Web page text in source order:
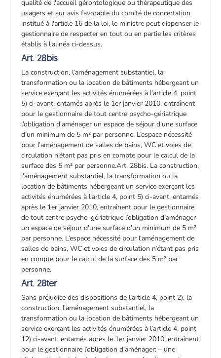
qualité de l'accueil gérontologique ou thérapeutique des
usagers et sur avis favorable du comité de concertation
institué à l'article 16 de la loi, le ministre peut dispenser le
gestionnaire de respecter en tout ou en partie les critères
établis à l'alinéa ci-dessus.
Art. 28bis
La construction, l’aménagement substantiel, la
transformation ou la location de bâtiments hébergeant un
service exerçant les activités énumérées à l’article 4, point
5) ci-avant, entamés après le 1er janvier 2010, entraînent
pour le gestionnaire de tout centre psycho-gériatrique
l’obligation d’aménager un espace de séjour d’une surface
d’un minimum de 5 m² par personne. L’espace nécessité
pour l’aménagement de salles de bains, WC et voies de
circulation n’étant pas pris en compte pour le calcul de la
surface des 5 m² par personne.Art. 28bis. La construction,
l’aménagement substantiel, la transformation ou la
location de bâtiments hébergeant un service exerçant les
activités énumérées à l’article 4, point 5) ci-avant, entamés
après le 1er janvier 2010, entraînent pour le gestionnaire
de tout centre psycho-gériatrique l’obligation d’aménager
un espace de séjour d’une surface d’un minimum de 5 m²
par personne. L’espace nécessité pour l’aménagement de
salles de bains, WC et voies de circulation n’étant pas pris
en compte pour le calcul de la surface des 5 m² par
personne.
Art. 28ter
Sans préjudice des dispositions de l’article 4, point 2), la
construction, l’aménagement substantiel, la
transformation ou la location de bâtiments hébergeant un
service exerçant les activités énumérées à l’article 4, point
12) ci-avant, entamés après le 1er janvier 2010, entraînent
pour le gestionnaire l’obligation d’aménager: – une